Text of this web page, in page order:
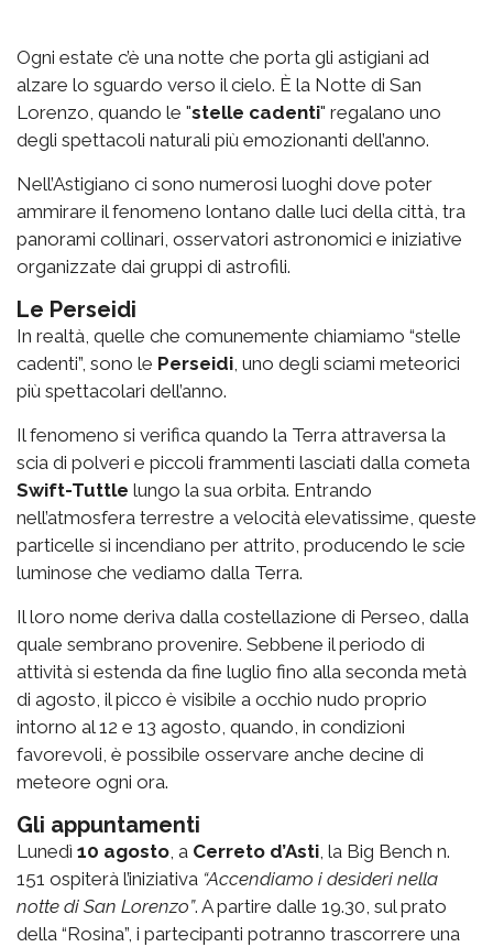
Ogni estate c’è una notte che porta gli astigiani ad
alzare lo sguardo verso il cielo. È la Notte di San
Lorenzo, quando le "stelle cadenti" regalano uno
degli spettacoli naturali più emozionanti dell’anno.
Nell’Astigiano ci sono numerosi luoghi dove poter
ammirare il fenomeno lontano dalle luci della città, tra
panorami collinari, osservatori astronomici e iniziative
organizzate dai gruppi di astrofili.
Le Perseidi
In realtà, quelle che comunemente chiamiamo “stelle
cadenti”, sono le Perseidi , uno degli sciami meteorici
più spettacolari dell’anno.
Il fenomeno si verifica quando la Terra attraversa la
scia di polveri e piccoli frammenti lasciati dalla cometa
Swift-Tuttle lungo la sua orbita. Entrando
nell’atmosfera terrestre a velocità elevatissime, queste
particelle si incendiano per attrito, producendo le scie
luminose che vediamo dalla Terra.
Il loro nome deriva dalla costellazione di Perseo, dalla
quale sembrano provenire. Sebbene il periodo di
attività si estenda da fine luglio fino alla seconda metà
di agosto, il picco è visibile a occhio nudo proprio
intorno al 12 e 13 agosto, quando, in condizioni
favorevoli, è possibile osservare anche decine di
meteore ogni ora.
Gli appuntamenti
Lunedì 10 agosto , a Cerreto d’Asti , la Big Bench n.
151 ospiterà l’iniziativa “Accendiamo i desideri nella
notte di San Lorenzo”. A partire dalle 19.30, sul prato
della “Rosina”, i partecipanti potranno trascorrere una